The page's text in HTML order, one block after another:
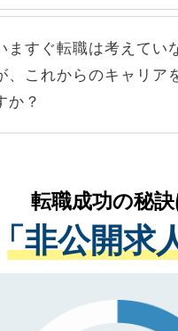
公にしてしまうと、応
、医療機関が求める条件
を人材紹介会社に依頼す
います。
承諾する必要はありま
辞退の連絡はキャリアパ
情報が漏えいすること
、ご安心ください。当サ
どで収集したご登録者様
本人のキャリアアップお
援を目的に使用いたしま
るすべての個人データ
、個人情報の取り扱いに
理基準を満たした事業者
、プライバシーマークを
、機密保持に関してもご
ますぐ転職は考えてい
、これからのキャリア
か？
がいして、現在の医療機
験をまじえながら、適切
せていただきます。すぐ
い方には、長期的なサポ
、まずはご登録くださ
転職成功の秘
「非公開求